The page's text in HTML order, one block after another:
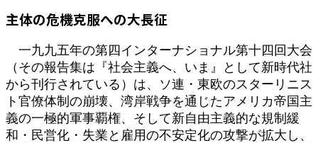
主体の危機克服への大長征
一九九五年の第四インターナショナル第十四回大会
（その報告集は『社会主義へ、いま』として新時代社
から刊行されている）は、ソ連・東欧のスターリニス
ト官僚体制の崩壊、湾岸戦争を通じたアメリカ帝国主
義の一極的軍事覇権、そして新自由主義的な規制緩
和・民営化・失業と雇用の不安定化の攻撃が拡大し、